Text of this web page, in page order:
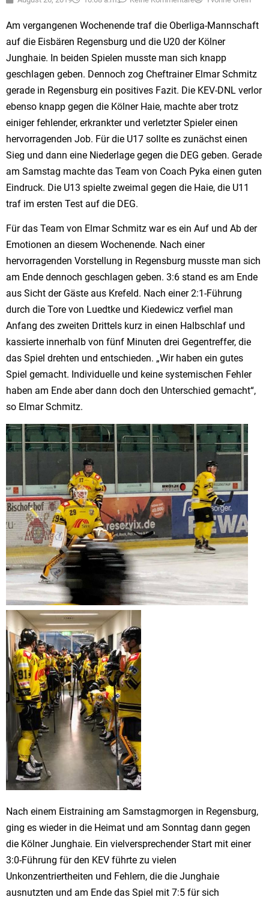
Am vergangenen Wochenende traf die Oberliga-Mannschaft
auf die Eisbären Regensburg und die U20 der Kölner
Junghaie. In beiden Spielen musste man sich knapp
geschlagen geben. Dennoch zog Cheftrainer Elmar Schmitz
gerade in Regensburg ein positives Fazit. Die KEV-DNL verlor
ebenso knapp gegen die Kölner Haie, machte aber trotz
einiger fehlender, erkrankter und verletzter Spieler einen
hervorragenden Job. Für die U17 sollte es zunächst einen
Sieg und dann eine Niederlage gegen die DEG geben. Gerade
am Samstag machte das Team von Coach Pyka einen guten
Eindruck. Die U13 spielte zweimal gegen die Haie, die U11
traf im ersten Test auf die DEG.
Für das Team von Elmar Schmitz war es ein Auf und Ab der
Emotionen an diesem Wochenende. Nach einer
hervorragenden Vorstellung in Regensburg musste man sich
am Ende dennoch geschlagen geben. 3:6 stand es am Ende
aus Sicht der Gäste aus Krefeld. Nach einer 2:1-Führung
durch die Tore von Luedtke und Kiedewicz verfiel man
Anfang des zweiten Drittels kurz in einen Halbschlaf und
kassierte innerhalb von fünf Minuten drei Gegentreffer, die
das Spiel drehten und entschieden. „Wir haben ein gutes
Spiel gemacht. Individuelle und keine systemischen Fehler
haben am Ende aber dann doch den Unterschied gemacht“,
so Elmar Schmitz.
Nach einem Eistraining am Samstagmorgen in Regensburg,
ging es wieder in die Heimat und am Sonntag dann gegen
die Kölner Junghaie. Ein vielversprechender Start mit einer
3:0-Führung für den KEV führte zu vielen
Unkonzentriertheiten und Fehlern, die die Junghaie
ausnutzten und am Ende das Spiel mit 7:5 für sich